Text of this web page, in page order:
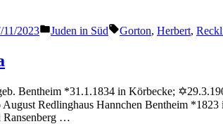
11/2023
Veröffentlicht
Juden in Süd Schlagwörter:
Gorton, Herbert,
Bentheim *31.1.1834 in Körbecke;
Redlinghaus Hannchen Bentheim
Ransenberg …